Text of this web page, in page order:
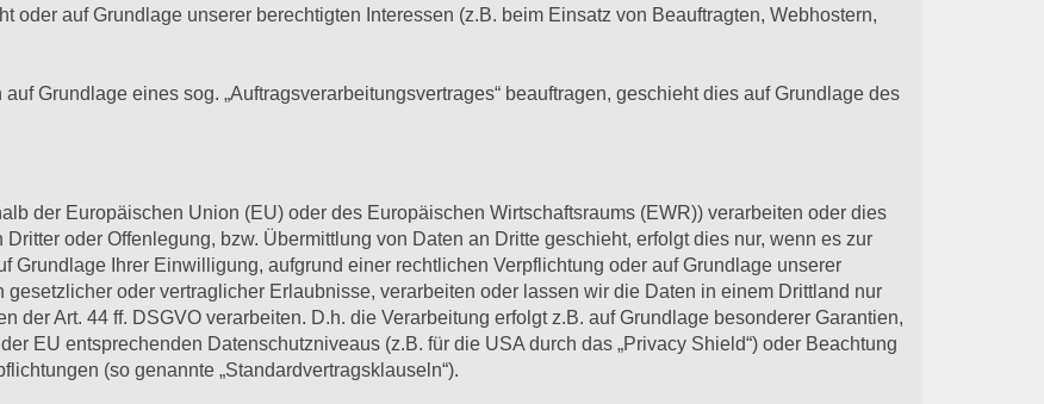
oder auf Grundlage unserer berechtigten Interessen (z.B. beim Einsatz von Beauftragten, Webhostern,
Grundlage eines sog. „Auftragsverarbeitungsvertrages“ beauftragen, geschieht dies auf Grundlage des
der Europäischen Union (EU) oder des Europäischen Wirtschaftsraums (EWR)) verarbeiten oder dies
oder Offenlegung, bzw. Übermittlung von Daten an Dritte geschieht, erfolgt dies nur, wenn es zur
Grundlage Ihrer Einwilligung, aufgrund einer rechtlichen Verpflichtung oder auf Grundlage unserer
oder vertraglicher Erlaubnisse, verarbeiten oder lassen wir die Daten in einem Drittland nur
der Art. 44 ff. DSGVO verarbeiten. D.h. die Verarbeitung erfolgt z.B. auf Grundlage besonderer Garantien,
EU entsprechenden Datenschutzniveaus (z.B. für die USA durch das „Privacy Shield“) oder Beachtung
(so genannte „Standardvertragsklauseln“).